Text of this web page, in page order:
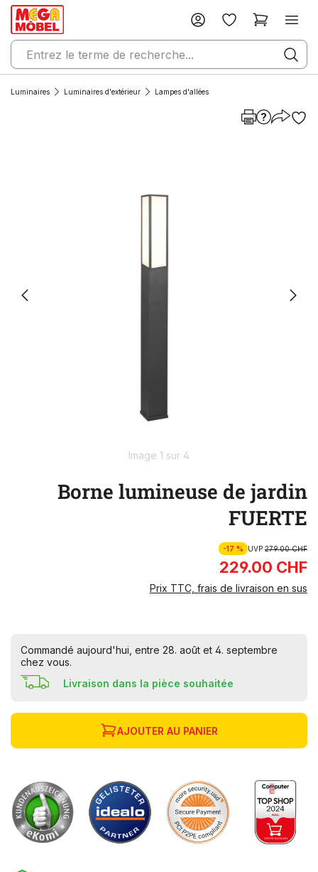
Luminaires Luminaires d'extérieur Lampes d'allées
Image 1 sur 4
Borne lumineuse de jardin
FUERTE
-17 % UVP279.00 CHF
229.00 CHF
Prix TTC, frais de livraison en sus
Commandé aujourd'hui, entre 28. août et 4. septembre
chez vous.
Livraison dans la pièce souhaitée
AJOUTER AU PANIER